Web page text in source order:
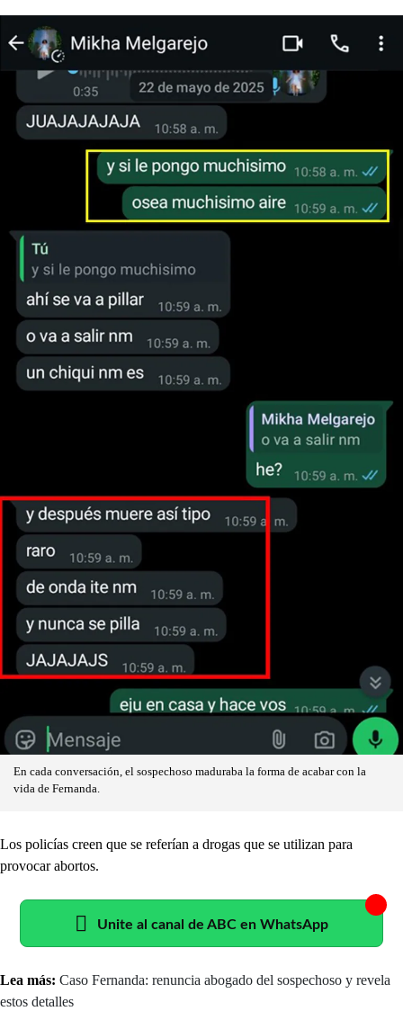
En cada conversación, el sospechoso maduraba la forma de acabar con la
vida de Fernanda.
Los policías creen que se referían a drogas que se utilizan para
provocar abortos.
Unite al canal de ABC en WhatsApp
Lea más: Caso Fernanda: renuncia abogado del sospechoso y revela
estos detalles